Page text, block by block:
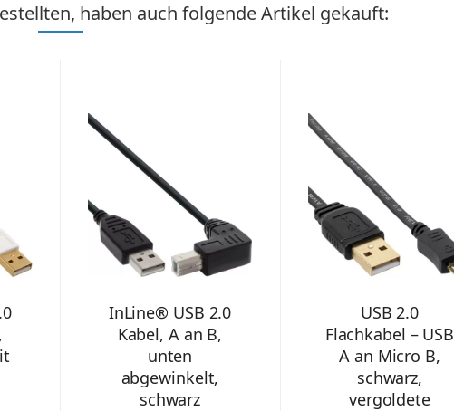
haben auch folgende Artikel gekauft:
InLine® USB 2.0
Kabel, A an B,
unten
abgewinkelt,
schwarz
USB 2.0
Flachkabel – USB
A an Micro B,
schwarz,
vergoldete